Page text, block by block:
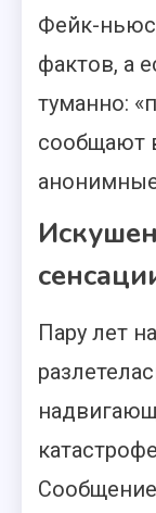
Фейк-
фактов, а
туманно:
сообщают
Пару лет